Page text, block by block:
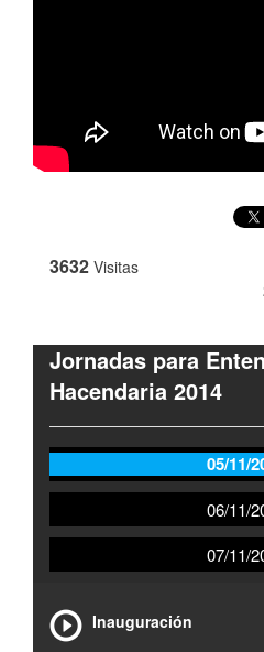
3632 Visitas
Jornadas para
Hacendaria 2014
05/11/
06/11/
07/11/
Inauguración